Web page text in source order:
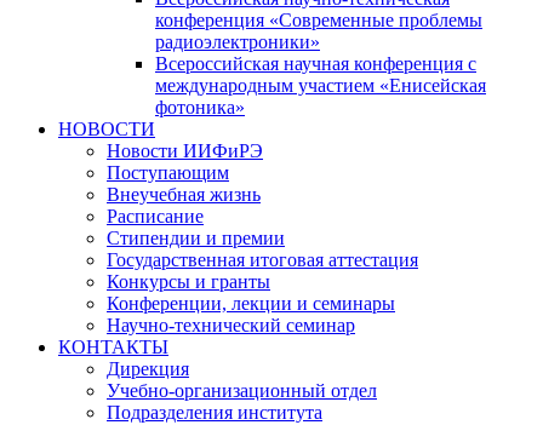
конференция «Современные проблемы
радиоэлектроники»
Всероссийская научная конференция с
международным участием «Енисейская
фотоника»
НОВОСТИ
Новости ИИФиРЭ
Поступающим
Внеучебная жизнь
Расписание
Стипендии и премии
Государственная итоговая аттестация
Конкурсы и гранты
Конференции, лекции и семинары
Научно-технический семинар
КОНТАКТЫ
Дирекция
Учебно-организационный отдел
Подразделения института